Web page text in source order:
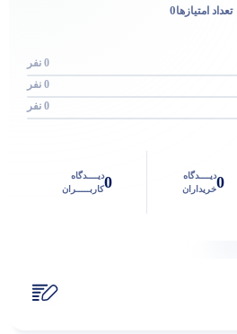
تعداد امتیازها0
0 نفر
0 نفر
0 نفر
0دیــــدگاه
خریداران
0دیــــدگاه
کاربـــــران